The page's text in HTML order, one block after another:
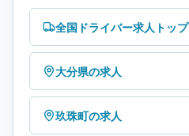
全国ドライバー求人トップ
大分県の求人
玖珠町の求人